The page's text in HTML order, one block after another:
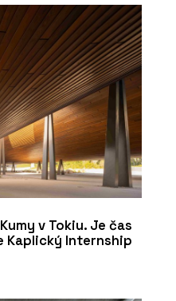
v Tokiu. Je čas
Kaplický Internship